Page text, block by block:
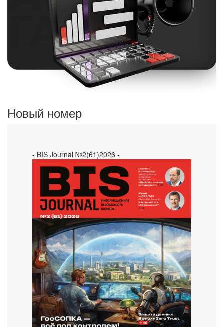
Новый номер
- BIS Journal №2(61)2026 -